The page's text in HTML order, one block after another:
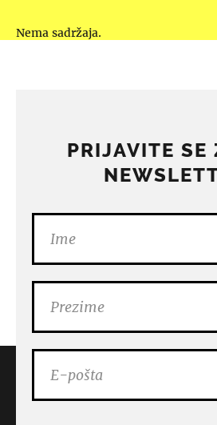
Nema sadržaja.
PRIJAVITE SE